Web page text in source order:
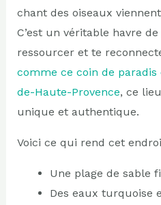
chant des oiseaux
C’est un véritable havre
ressourcer et te
comme ce coin de paradis
de-Haute-Provence, ce
unique et authentique.
Voici ce qui rend cet
Une plage de sable
Des eaux turquoise